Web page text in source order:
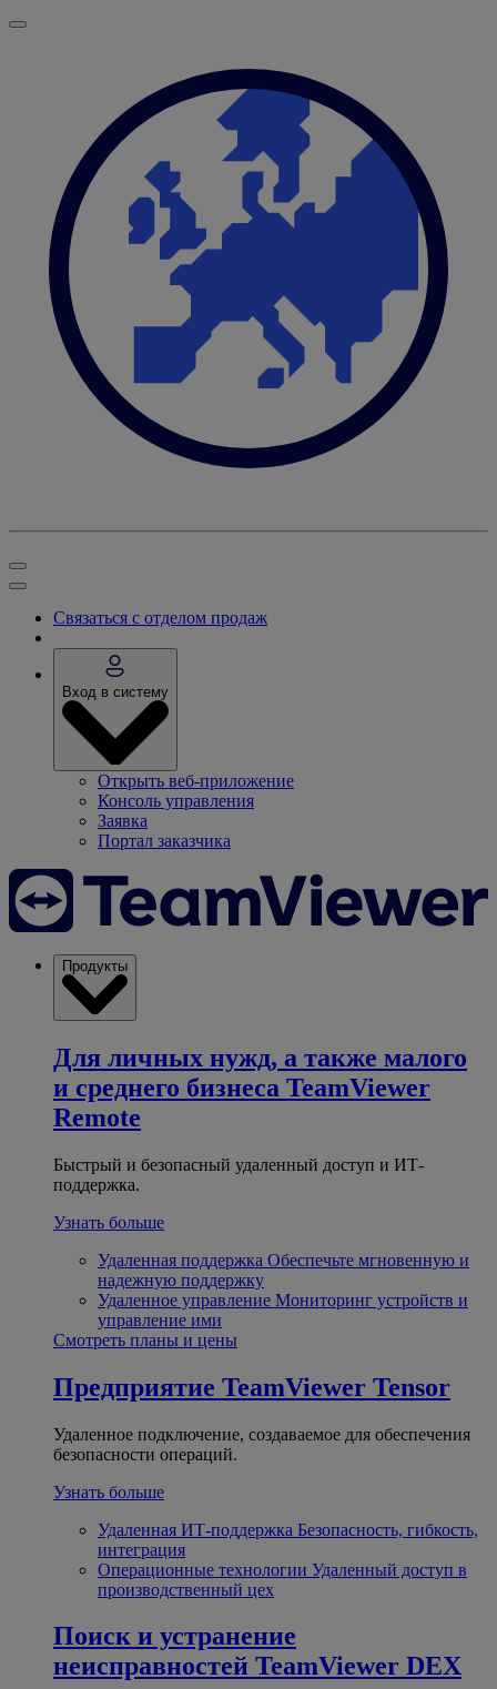
Связаться с отделом продаж
Вход в систему
Открыть веб-приложение
Консоль управления
Заявка
Портал заказчика
Продукты
Для личных нужд, а также малого
и среднего бизнеса TeamViewer
Remote
Быстрый и безопасный удаленный доступ и ИТ-
поддержка.
Узнать больше
Удаленная поддержка Обеспечьте мгновенную и
надежную поддержку
Удаленное управление Мониторинг устройств и
управление ими
Смотреть планы и цены
Предприятие TeamViewer Tensor
Удаленное подключение, создаваемое для обеспечения
безопасности операций.
Узнать больше
Удаленная ИТ-поддержка Безопасность, гибкость,
интеграция
Операционные технологии Удаленный доступ в
производственный цех
Поиск и устранение
неисправностей TeamViewer DEX